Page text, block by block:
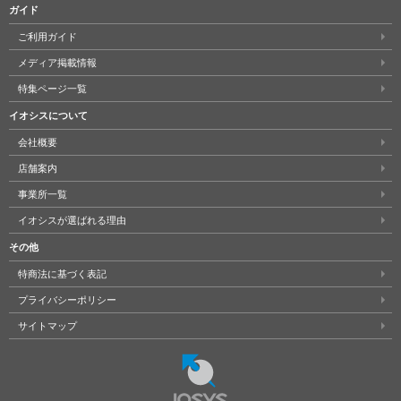
ガイド
ご利用ガイド
メディア掲載情報
特集ページ一覧
イオシスについて
会社概要
店舗案内
事業所一覧
イオシスが選ばれる理由
その他
特商法に基づく表記
プライバシーポリシー
サイトマップ